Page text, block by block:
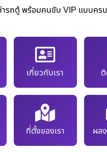
ารถตู้ พร้อมคนขับ VIP แบบคร
เกี่ยวกับเรา
ที่ตั้งของเรา ผล